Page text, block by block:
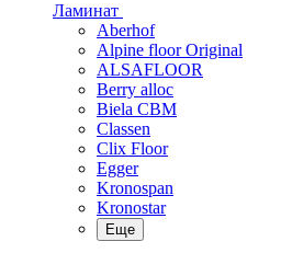
Ламинат
Aberhof
Alpine floor Original
ALSAFLOOR
Berry alloc
Biela CBM
Classen
Clix Floor
Egger
Kronospan
Kronostar
Еще